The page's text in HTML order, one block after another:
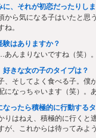
に、それが初恋だったりし
から気になる子はいたと思
。
験はありますか？
んまりないですね（笑）。
好きな女の子のタイプは？
、そしてよく食べる子。僕
になっちゃいます（笑）。
なったら積極的に行動する
りはねえ、積極的に行くと
が、これからは待ってみよ